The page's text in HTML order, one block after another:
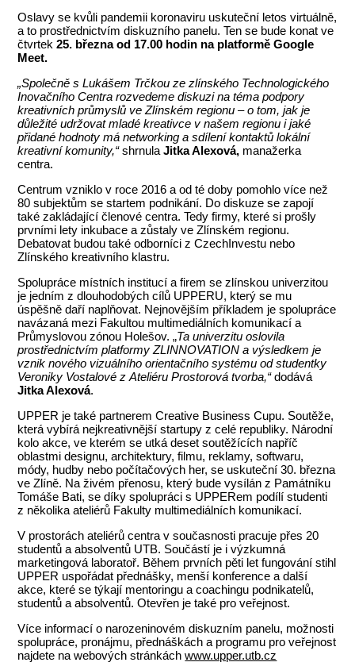
Oslavy se kvůli pandemii koronaviru uskuteční letos virtuálně,
a to prostřednictvím diskuzního panelu. Ten se bude konat ve
čtvrtek25. března od 17.00 hodin na platformě Google
Meet.
„Společně s Lukášem Trčkou ze zlínského Technologického
Inovačního Centra rozvedeme diskuzi na téma podpory
kreativních průmyslů ve Zlínském regionu – o tom, jak je
důležité udržovat mladé kreativce v našem regionu i jaké
přidané hodnoty má networking a sdílení kontaktů lokální
kreativní komunity,“shrnulaJitka Alexová, manažerka
centra.
Centrum vzniklo v roce 2016 a od té doby pomohlo více než
80 subjektům se startem podnikání. Do diskuze se zapojí
také zakládající členové centra. Tedy firmy, které si prošly
prvními lety inkubace a zůstaly ve Zlínském regionu.
Debatovat budou také odborníci z CzechInvestu nebo
Zlínského kreativního klastru.
Spolupráce místních institucí a firem se zlínskou univerzitou
je jedním z dlouhodobých cílů UPPERU, který se mu
úspěšně daří naplňovat. Nejnovějším příkladem je spolupráce
navázaná mezi Fakultou multimediálních komunikací a
Průmyslovou zónou Holešov. „Ta univerzitu oslovila
prostřednictvím platformy ZLINNOVATION a výsledkem je
vznik nového vizuálního orientačního systému od studentky
Veroniky Vostalové z Ateliéru Prostorová tvorba,“dodává
Jitka Alexová.
UPPER je také partnerem Creative Business Cupu. Soutěže,
která vybírá nejkreativnější startupy z celé republiky. Národní
kolo akce, ve kterém se utká deset soutěžících napříč
oblastmi designu, architektury, filmu, reklamy, softwaru,
módy, hudby nebo počítačových her, se uskuteční 30. března
ve Zlíně. Na živém přenosu, který bude vysílán z Památníku
Tomáše Bati, se díky spolupráci s UPPERem podílí studenti
z několika ateliérů Fakulty multimediálních komunikací.
V prostorách ateliérů centra v současnosti pracuje přes 20
studentů a absolventů UTB. Součástí je i výzkumná
marketingová laboratoř. Během prvních pěti let fungování stihl
UPPER uspořádat přednášky, menší konference a další
akce, které se týkají mentoringu a coachingu podnikatelů,
studentů a absolventů. Otevřen je také pro veřejnost.
Více informací o narozeninovém diskuzním panelu, možnosti
spolupráce, pronájmu, přednáškách a programu pro veřejnost
najdete na webových stránkáchwww.upper.utb.cz